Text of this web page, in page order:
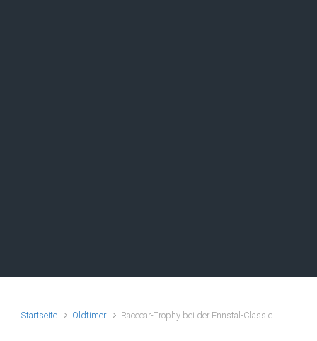
Startseite Oldtimer Racecar-Trophy bei der Ennstal-Classic